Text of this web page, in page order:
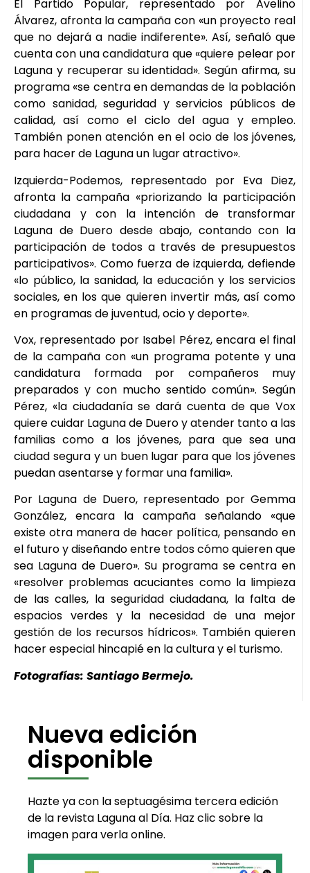
El Partido Popular, representado por Avelino
Álvarez, afronta la campaña con «un proyecto real
que no dejará a nadie indiferente». Así, señaló que
cuenta con una candidatura que «quiere pelear por
Laguna y recuperar su identidad». Según afirma, su
programa «se centra en demandas de la población
como sanidad, seguridad y servicios públicos de
calidad, así como el ciclo del agua y empleo.
También ponen atención en el ocio de los jóvenes,
para hacer de Laguna un lugar atractivo».
Izquierda-Podemos, representado por Eva Diez,
afronta la campaña «priorizando la participación
ciudadana y con la intención de transformar
Laguna de Duero desde abajo, contando con la
participación de todos a través de presupuestos
participativos». Como fuerza de izquierda, defiende
«lo público, la sanidad, la educación y los servicios
sociales, en los que quieren invertir más, así como
en programas de juventud, ocio y deporte».
Vox, representado por Isabel Pérez, encara el final
de la campaña con «un programa potente y una
candidatura formada por compañeros muy
preparados y con mucho sentido común». Según
Pérez, «la ciudadanía se dará cuenta de que Vox
quiere cuidar Laguna de Duero y atender tanto a las
familias como a los jóvenes, para que sea una
ciudad segura y un buen lugar para que los jóvenes
puedan asentarse y formar una familia».
Por Laguna de Duero, representado por Gemma
González, encara la campaña señalando «que
existe otra manera de hacer política, pensando en
el futuro y diseñando entre todos cómo quieren que
sea Laguna de Duero». Su programa se centra en
«resolver problemas acuciantes como la limpieza
de las calles, la seguridad ciudadana, la falta de
espacios verdes y la necesidad de una mejor
gestión de los recursos hídricos». También quieren
hacer especial hincapié en la cultura y el turismo.
Fotografías: Santiago Bermejo.
Nueva edición
disponible
Hazte ya con la septuagésima tercera edición
de la revista Laguna al Día. Haz clic sobre la
imagen para verla online.